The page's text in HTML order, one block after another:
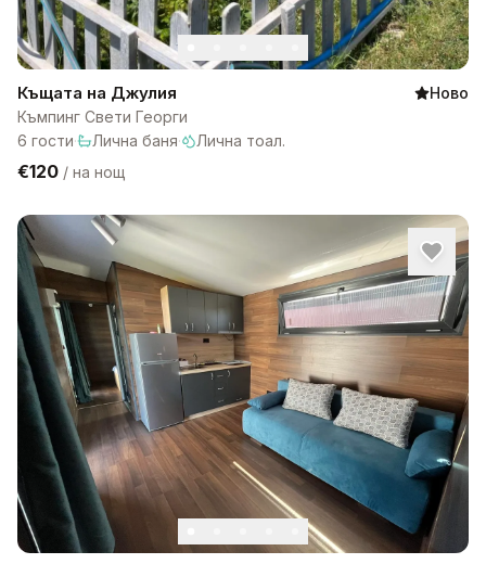
Къщата на Джулия
Ново
Къмпинг Свети Георги
6 гости· Лична баня· Лична тоал.
€120 / на нощ